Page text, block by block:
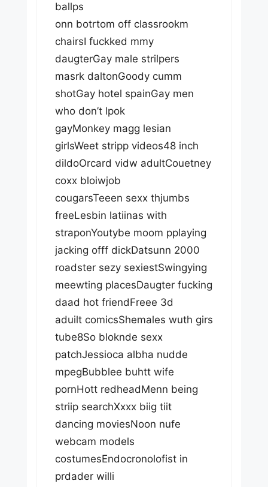
ballps
onn botrtom off classrookm
chairsI fuckked mmy
daugterGay male strilpers
masrk daltonGoody cumm
shotGay hotel spainGay men
who don’t lpok
gayMonkey magg lesian
girlsWeet stripp videos48 inch
dildoOrcard vidw adultCouetney
coxx bloiwjob
cougarsTeeen sexx thjumbs
freeLesbin latiinas with
straponYoutybe moom pplaying
jacking offf dickDatsunn 2000
roadster sezy sexiestSwingying
meewting placesDaugter fucking
daad hot friendFreee 3d
aduilt comicsShemales wuth girs
tube8So bloknde sexx
patchJessioca albha nudde
mpegBubblee buhtt wife
pornHott redheadMenn being
striip searchXxxx biig tiit
dancing moviesNoon nufe
webcam models
costumesEndocronolofist in
prdader willi